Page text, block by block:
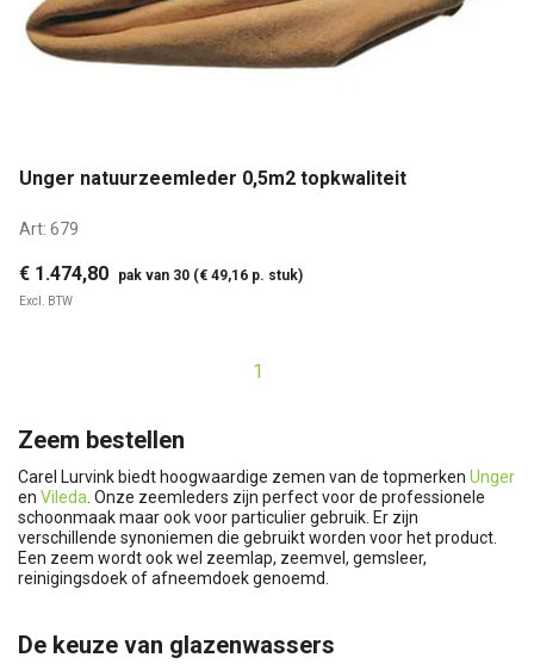
Unger natuurzeemleder 0,5m2 topkwaliteit
Art: 679
€ 1.474,80 pak van 30 (€ 49,16 p. stuk)
Excl. BTW
1
Zeem bestellen
Carel Lurvink biedt hoogwaardige zemen van de topmerken Unger
en Vileda . Onze zeemleders zijn perfect voor de professionele
schoonmaak maar ook voor particulier gebruik. Er zijn
verschillende synoniemen die gebruikt worden voor het product.
Een zeem wordt ook wel zeemlap, zeemvel, gemsleer,
reinigingsdoek of afneemdoek genoemd.
De keuze van glazenwassers